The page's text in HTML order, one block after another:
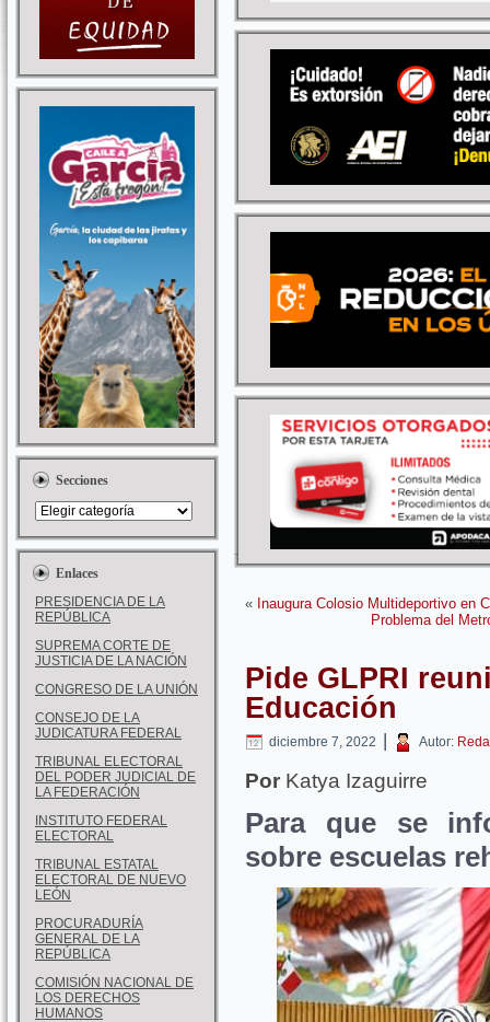
Secciones
Enlaces
PRESIDENCIA DE LA
REPÚBLICA
SUPREMA CORTE DE
JUSTICIA DE LA NACIÓN
CONGRESO DE LA UNIÓN
CONSEJO DE LA
JUDICATURA FEDERAL
TRIBUNAL ELECTORAL
DEL PODER JUDICIAL DE
LA FEDERACIÓN
INSTITUTO FEDERAL
ELECTORAL
TRIBUNAL ESTATAL
ELECTORAL DE NUEVO
LEÓN
PROCURADURÍA
GENERAL DE LA
REPÚBLICA
COMISIÓN NACIONAL DE
LOS DERECHOS
HUMANOS
« Inaugura Colosio Multideportivo en
Problema del
Pide GLPRI
Educación
diciembre 7, 2022 | Autor:
Por Katya Izaguirre
Para que se
sobre escuelas